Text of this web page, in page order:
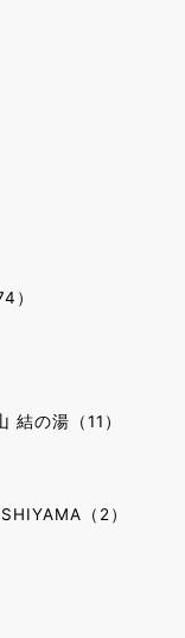
）
結の湯（11）
（2）